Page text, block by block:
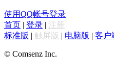
使用QQ帐号登录
首页 | 登录 | 注册
标准版 | 触屏版 | 电脑版 | 客户
© Comsenz Inc.